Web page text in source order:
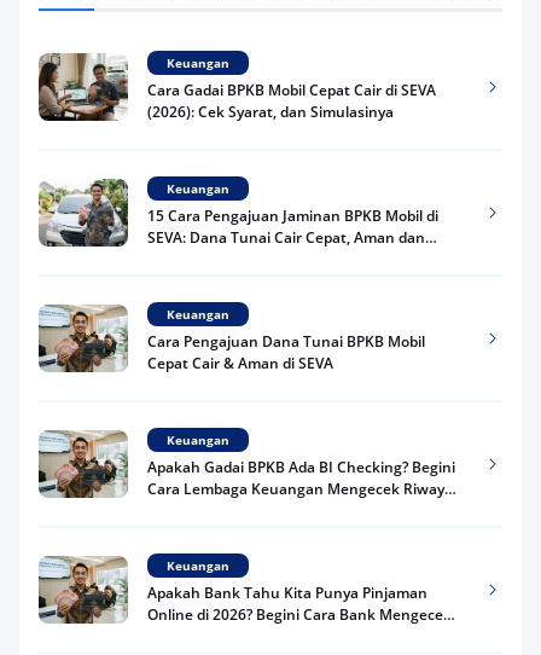
Keuangan
Cara Gadai BPKB Mobil Cepat Cair di SEVA
(2026): Cek Syarat, dan Simulasinya
Keuangan
15 Cara Pengajuan Jaminan BPKB Mobil di
SEVA: Dana Tunai Cair Cepat, Aman dan
Keuangan
Cara Pengajuan Dana Tunai BPKB Mobil
Cepat Cair & Aman di SEVA
Keuangan
Apakah Gadai BPKB Ada BI Checking? Begini
Cara Lembaga Keuangan Mengecek Riwayat
Keuangan
Apakah Bank Tahu Kita Punya Pinjaman
Online di 2026? Begini Cara Bank Mengecek